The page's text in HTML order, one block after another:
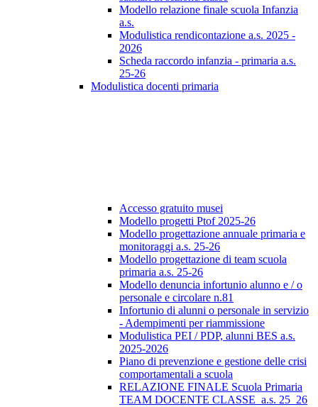
Modello relazione finale scuola Infanzia
a.s.
Modulistica rendicontazione a.s. 2025 -
2026
Scheda raccordo infanzia - primaria a.s.
25-26
Modulistica docenti primaria
Accesso gratuito musei
Modello progetti Ptof 2025-26
Modello progettazione annuale primaria e
monitoraggi a.s. 25-26
Modello progettazione di team scuola
primaria a.s. 25-26
Modello denuncia infortunio alunno e / o
personale e circolare n.81
Infortunio di alunni o personale in servizio
- Adempimenti per riammissione
Modulistica PEI / PDP, alunni BES a.s.
2025-2026
Piano di prevenzione e gestione delle crisi
comportamentali a scuola
RELAZIONE FINALE Scuola Primaria
TEAM DOCENTE CLASSE_a.s. 25_26